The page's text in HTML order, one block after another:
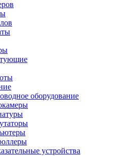
оборудование
устройства